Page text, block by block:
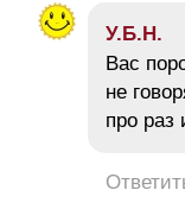
У.Б.Н.
Вас
не
про раз